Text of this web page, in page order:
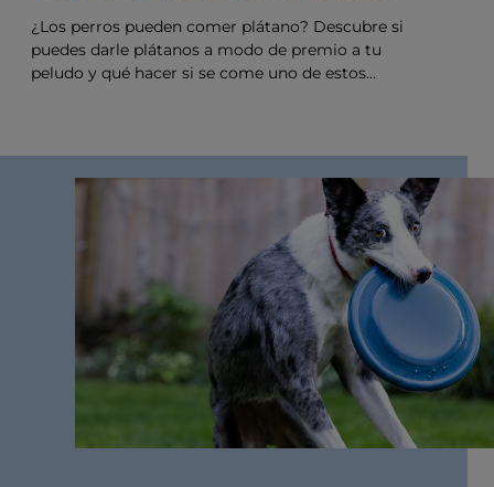
¿Los perros pueden comer plátano? Descubre si
puedes darle plátanos a modo de premio a tu
peludo y qué hacer si se come uno de estos